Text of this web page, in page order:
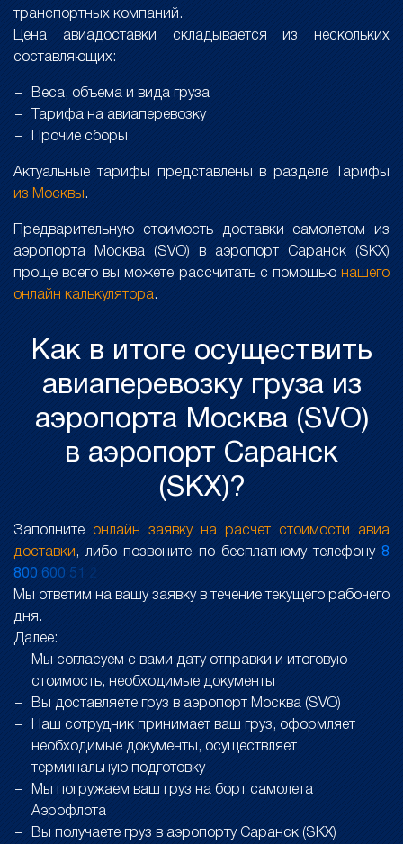
транспортных компаний.
Цена авиадоставки складывается из нескольких
составляющих:
Веса, объема и вида груза
Тарифа на авиаперевозку
Прочие сборы
Актуальные тарифы представлены в разделе Тарифы
из Москвы .
Предварительную стоимость доставки самолетом из
аэропорта Москва (SVO) в аэропорт Саранск (SKX)
проще всего вы можете рассчитать с помощью нашего
онлайн калькулятора.
Как в итоге осуществить
авиаперевозку груза из
аэропорта Москва (SVO)
в аэропорт Саранск
(SKX)?
Заполните онлайн заявку на расчет стоимости авиа
доставки , либо позвоните по бесплатному телефону 8
800 600 5 1
2
Мы ответим на вашу заявку в течение текущего рабочего
дня.
Далее:
Мы согласуем с вами дату отправки и итоговую
стоимость, необходимые документы
Вы доставляете груз в аэропорт Москва (SVO)
Наш сотрудник принимает ваш груз, оформляет
необходимые документы, осуществляет
терминальную подготовку
Мы погружаем ваш груз на борт самолета
Аэрофлота
Вы получаете груз в аэропорту Саранск (SKX)